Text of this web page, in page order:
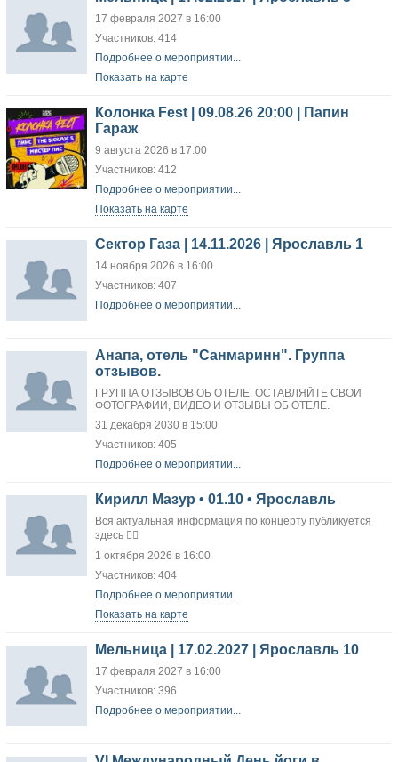
17 февраля 2027 в 16:00
Участников: 414
Подробнее о мероприятии...
Показать на карте
Колонка Fest | 09.08.26 20:00 | Папин
Гараж
9 августа 2026 в 17:00
Участников: 412
Подробнее о мероприятии...
Показать на карте
Сектор Газа | 14.11.2026 | Ярославль 1
14 ноября 2026 в 16:00
Участников: 407
Подробнее о мероприятии...
Анапа, отель "Санмаринн". Группа
отзывов.
ГРУППА ОТЗЫВОВ ОБ ОТЕЛЕ. ОСТАВЛЯЙТЕ СВОИ
ФОТОГРАФИИ, ВИДЕО И ОТЗЫВЫ ОБ ОТЕЛЕ.
31 декабря 2030 в 15:00
Участников: 405
Подробнее о мероприятии...
Кирилл Мазур • 01.10 • Ярославль
Вся актуальная информация по концерту публикуется
здесь 👇🏻
1 октября 2026 в 16:00
Участников: 404
Подробнее о мероприятии...
Показать на карте
Мельница | 17.02.2027 | Ярославль 10
17 февраля 2027 в 16:00
Участников: 396
Подробнее о мероприятии...